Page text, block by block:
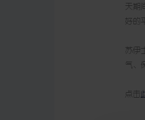
天期
好的
苏伊
气、
点击